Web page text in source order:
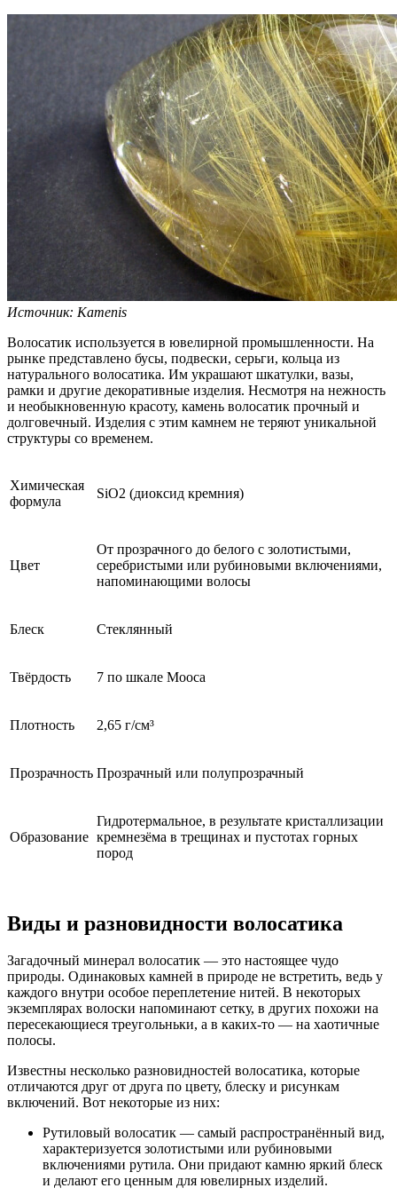
Источник: Kamenis
Волосатик используется в ювелирной промышленности. На
рынке представлено бусы, подвески, серьги, кольца из
натурального волосатика. Им украшают шкатулки, вазы,
рамки и другие декоративные изделия. Несмотря на нежность
и необыкновенную красоту, камень волосатик прочный и
долговечный. Изделия с этим камнем не теряют уникальной
структуры со временем.
Химическая
формула
SiO2 (диоксид кремния)
Цвет
От прозрачного до белого с золотистыми,
серебристыми или рубиновыми включениями,
напоминающими волосы
Блеск Стеклянный
Твёрдость 7 по шкале Мооса
Плотность 2,65 г/см³
Прозрачность Прозрачный или полупрозрачный
Образование
Гидротермальное, в результате кристаллизации
кремнезёма в трещинах и пустотах горных
пород
Виды и разновидности волосатика
Загадочный минерал волосатик — это настоящее чудо
природы. Одинаковых камней в природе не встретить, ведь у
каждого внутри особое переплетение нитей. В некоторых
экземплярах волоски напоминают сетку, в других похожи на
пересекающиеся треугольньки, а в каких-то — на хаотичные
полосы.
Известны несколько разновидностей волосатика, которые
отличаются друг от друга по цвету, блеску и рисункам
включений. Вот некоторые из них:
Рутиловый волосатик — самый распространённый вид,
характеризуется золотистыми или рубиновыми
включениями рутила. Они придают камню яркий блеск
и делают его ценным для ювелирных изделий.